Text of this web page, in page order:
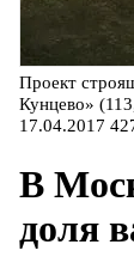
Проект
Кунцево»
17.04.2017
В
доля